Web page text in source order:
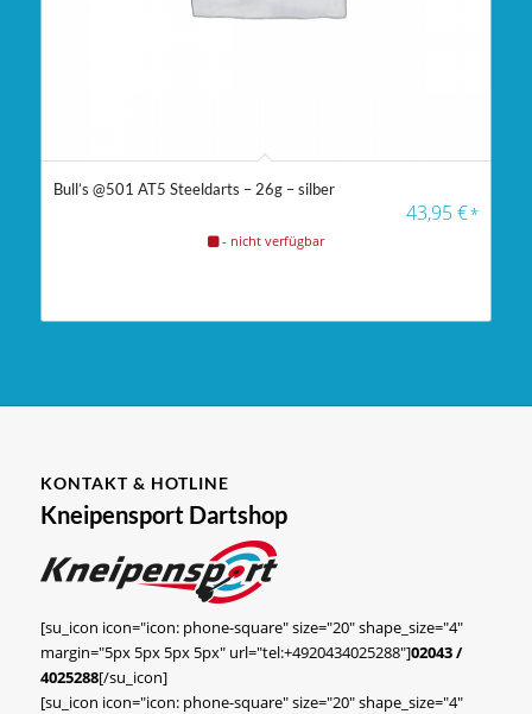
Bull’s @501 AT5 Steeldarts – 26g – silber
43,95€*
- nicht verfügbar
KONTAKT & HOTLINE
Kneipensport Dartshop
[su_icon icon="icon: phone-square" size="20" shape_size="4"
margin="5px 5px 5px 5px" url="tel:+4920434025288"]02043 /
4025288[/su_icon]
[su_icon icon="icon: phone-square" size="20" shape_size="4"